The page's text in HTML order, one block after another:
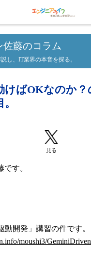
佐藤のコラム
し、IT業界の本音を探る。
けばOKなのか？
見る
す。
動開発」講習の件です。
moushi3/